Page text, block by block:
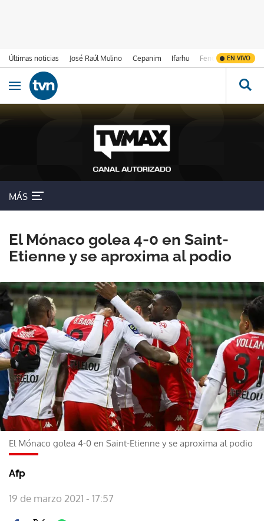
Últimas noticias José Raúl Mulino Cepanim Ifarhu Fenómeno de El
EN VIVO
Ir al contenido
Obrir navegació
MÁS
El Mónaco golea 4-0 en Saint-
Etienne y se aproxima al podio
El Mónaco golea 4-0 en Saint-Etienne y se aproxima al podio
Afp
19 de marzo 2021 - 17:57